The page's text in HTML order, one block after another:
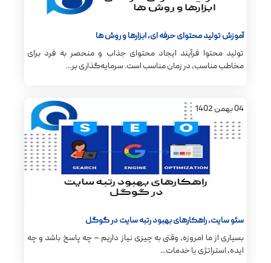
آموزش تولید محتوای حرفه ای، ابزارها و روش ها
تولید محتوا فرآیند ایجاد محتوای جذاب و منحصر به فرد برای
مخاطب مناسب، در زمان مناسب است. سرمایه‌گذاری بر...
04بهمن 1402
سئو سایت، راهکارهای بهبود رتبه سایت در گوگل
بسیاری از ما امروزه، وقتی به چیزی نیاز داریم – چه پاسخ باشد و چه
ایده، استراتژی یا خدمات...